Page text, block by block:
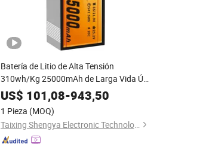
Batería de Litio de Alta Tensión
310wh/Kg 25000mAh de Larga Vida Útil
6s 7s 12s 14s para Drones de
Fotografía Aérea Profesional
US$ 101,08-943,50
1 Pieza (MOQ)
Taixing Shengya Electronic Technology Co., Ltd.